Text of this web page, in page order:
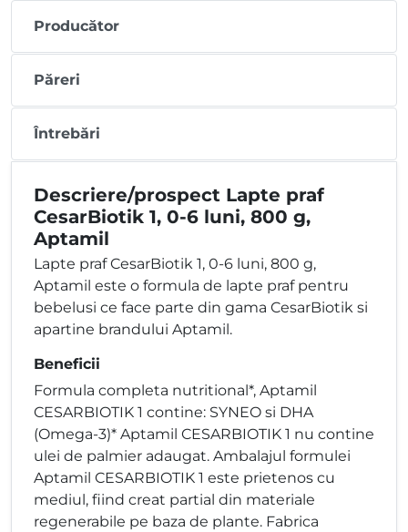
Producător
Păreri
Întrebări
Descriere/prospect Lapte praf
CesarBiotik 1, 0-6 luni, 800 g,
Aptamil
Lapte praf CesarBiotik 1, 0-6 luni, 800 g,
Aptamil este o formula de lapte praf pentru
bebelusi ce face parte din gama CesarBiotik si
apartine brandului Aptamil.
Beneficii
Formula completa nutritional*, Aptamil
CESARBIOTIK 1 contine: SYNEO si DHA
(Omega-3)* Aptamil CESARBIOTIK 1 nu contine
ulei de palmier adaugat. Ambalajul formulei
Aptamil CESARBIOTIK 1 este prietenos cu
mediul, fiind creat partial din materiale
regenerabile pe baza de plante. Fabrica